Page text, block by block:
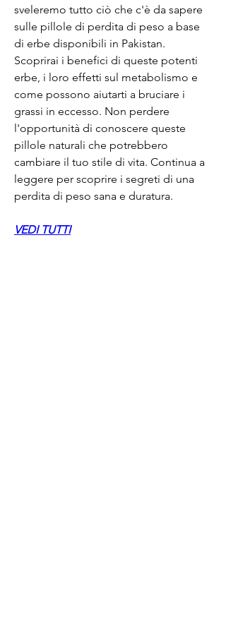
sveleremo tutto ciò che c'è da sapere
sulle pillole di perdita di peso a base
di erbe disponibili in Pakistan.
Scoprirai i benefici di queste potenti
erbe, i loro effetti sul metabolismo e
come possono aiutarti a bruciare i
grassi in eccesso. Non perdere
l'opportunità di conoscere queste
pillole naturali che potrebbero
cambiare il tuo stile di vita. Continua a
leggere per scoprire i segreti di una
perdita di peso sana e duratura.
VEDI TUTTI